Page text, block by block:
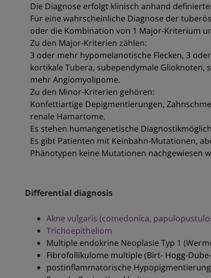
Die Diagnose erfolgt klinisch anhand
Für eine wahrscheinliche Diagnose der
oder die Kombination von 1 Major-Kriterium
Zu den Major-Kriterien zählen:
3 oder mehr hypomelanotische Flecken, 3
kortikale Tubera, subependymale
mehr Angiomyolipome.
Zu den Minor-Kriterien gehören:
Konfettiartige Depigmentierungen,
renale Hamartome.
Es stehen humangenetische
Es gibt Patienten mit Keinbahn-Mutationen,
Phänotypen keine Mutationen nachgewiesen
Differential diagnosis
Akne vulgaris (comedonica,
Trichoepitheliom
Multiple endokrine Neoplasie Typ 1
Fibrofollikulome multiple (Birt- Hogg-
postinflammatorische Hypopigmentierung